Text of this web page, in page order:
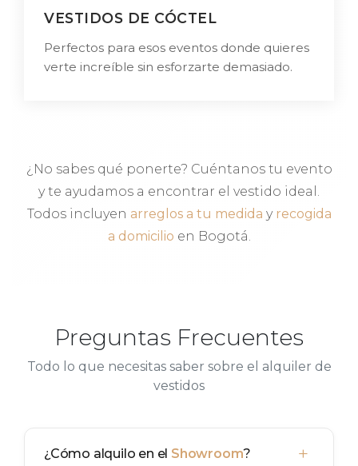
VESTIDOS DE CÓCTEL
Perfectos para esos eventos donde quieres
verte increíble sin esforzarte demasiado.
¿No sabes qué ponerte? Cuéntanos tu evento
y te ayudamos a encontrar el vestido ideal.
Todos incluyen arreglos a tu medida y recogida
a domicilio en Bogotá.
Preguntas Frecuentes
Todo lo que necesitas saber sobre el alquiler de
vestidos
¿Cómo alquilo en el Showroom? +